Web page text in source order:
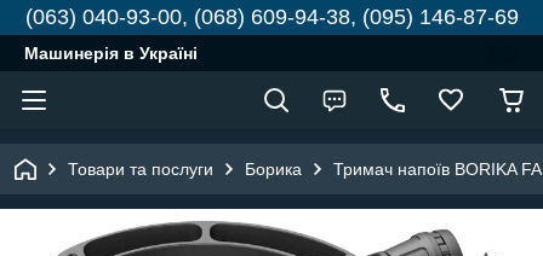
(063) 040-93-00, (068) 609-94-38, (095) 146-87-69
Машинерія в Україні
Товари та послуги Борика Тримач напоїв BORIKA